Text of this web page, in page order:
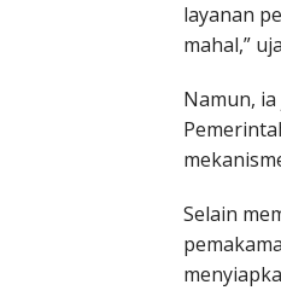
layanan
mahal,”
Namun,
Selain